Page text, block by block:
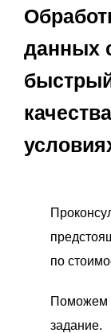
данных
быстрый
по
Поможем
задание.